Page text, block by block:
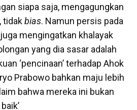
siapa saja, mengagungkan
tidakbias. Namun persis pada
mengingatkan khalayak
yang dia sasar adalah
‘pencinaan’ terhadap Ahok
Prabowo bahkan maju lebih
bahwa mereka ini bukan